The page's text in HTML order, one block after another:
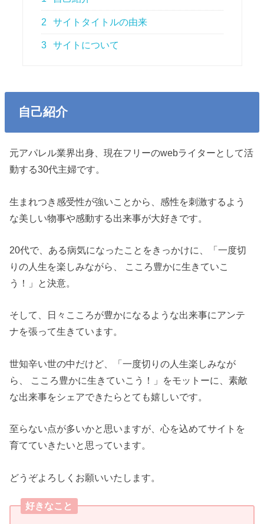
2 サイトタイトルの由来
3 サイトについて
自己紹介
元アパレル業界出身、現在フリーのwebライターとして活
動する30代主婦です。
生まれつき感受性が強いことから、感性を刺激するよう
な美しい物事や感動する出来事が大好きです。
20代で、ある病気になったことをきっかけに、「一度切
りの人生を楽しみながら、 こころ豊かに生きていこ
う！」と決意。
そして、日々こころが豊かになるような出来事にアンテ
ナを張って生きています。
世知辛い世の中だけど、「一度切りの人生楽しみなが
ら、 こころ豊かに生きていこう！」をモットーに、素敵
な出来事をシェアできたらとても嬉しいです。
至らない点が多いかと思いますが、心を込めてサイトを
育てていきたいと思っています。
どうぞよろしくお願いいたします。
好きなこと